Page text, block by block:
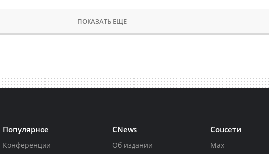
ПОКАЗАТЬ ЕЩЕ
Популярное
Конференции
CNews
Об издании
Соцсети
Max